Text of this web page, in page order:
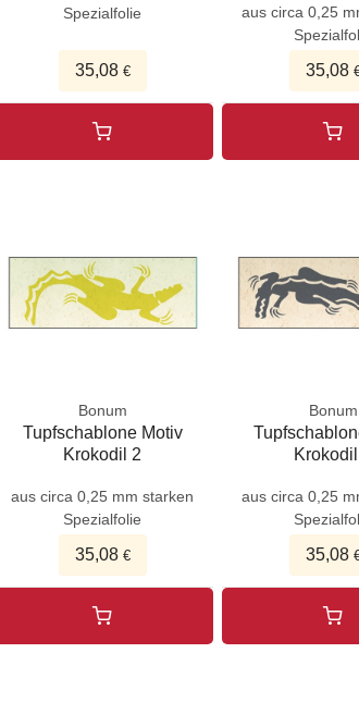
Spezialfolie
35,08€
aus circa 0,25
35,08
Bonum
Tupfschablone Motiv
Krokodil 2
aus circa 0,25 mm starken
Spezialfolie
35,08€
Bonum
aus circa 0,25
35,08